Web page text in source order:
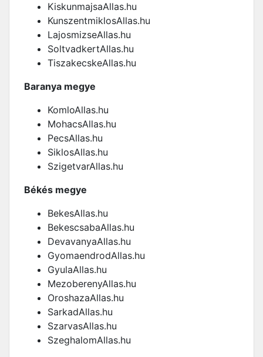
KiskunmajsaAllas.hu
KunszentmiklosAllas.hu
LajosmizseAllas.hu
SoltvadkertAllas.hu
TiszakecskeAllas.hu
Baranya megye
KomloAllas.hu
MohacsAllas.hu
PecsAllas.hu
SiklosAllas.hu
SzigetvarAllas.hu
Békés megye
BekesAllas.hu
BekescsabaAllas.hu
DevavanyaAllas.hu
GyomaendrodAllas.hu
GyulaAllas.hu
MezoberenyAllas.hu
OroshazaAllas.hu
SarkadAllas.hu
SzarvasAllas.hu
SzeghalomAllas.hu